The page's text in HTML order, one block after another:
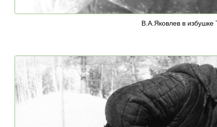
В.А.Яковлев в избушке